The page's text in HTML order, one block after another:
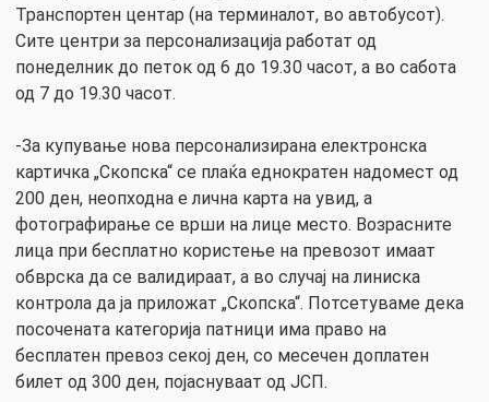
Транспортен центар (на терминалот, во автобусот).
Сите центри за персонализација работат од
понеделник до петок од 6 до 19.30 часот, а во сабота
од 7 до 19.30 часот.
-За купување нова персонализирана електронска
картичка „Скопска“ се плаќа еднократен надомест од
200 ден, неопходна е лична карта на увид, а
фотографирање се врши на лице место. Возрасните
лица при бесплатно користење на превозот имаат
обврска да се валидираат, а во случај на линиска
контрола да ја приложат „Скопска“. Потсетуваме дека
посочената категорија патници има право на
бесплатен превоз секој ден, со месечен доплатен
билет од 300 ден, појаснуваат од ЈСП.